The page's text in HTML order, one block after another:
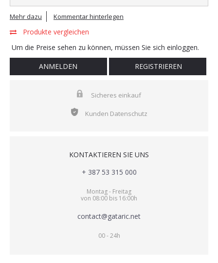
Mehr dazu Kommentar hinterlegen
Produkte vergleichen
Um die Preise sehen zu können, müssen Sie sich einloggen.
ANMELDEN REGISTRIEREN
Sicheres einkauf
Kunden Datenschutz
KONTAKTIEREN SIE UNS
+ 387 53 315 000
Montag - Freitag
von 08:00 bis 16:00h
contact@gataric.net
00 - 24h